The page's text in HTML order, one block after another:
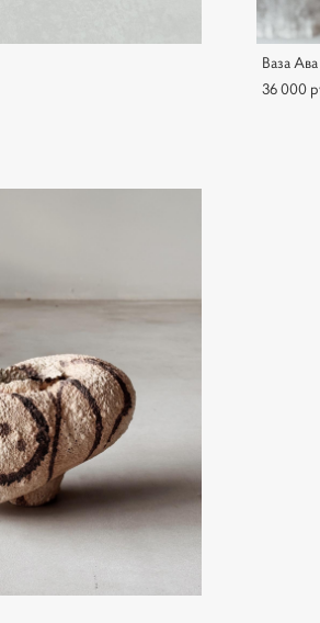
Ваза Ава
36 000